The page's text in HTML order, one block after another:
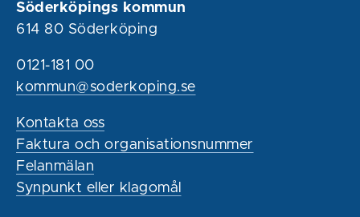
Söderköpings kommun
614 80 Söderköping
0121-181 00
kommun@soderkoping.se
Kontakta oss
Faktura och organisationsnummer
Felanmälan
Synpunkt eller klagomål